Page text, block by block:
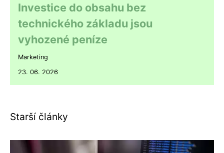
Investice do obsahu bez
technického základu jsou
vyhozené peníze
Marketing
23. 06. 2026
Starší články